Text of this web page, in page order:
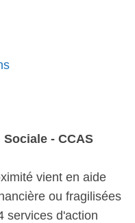
- CCAS
vient en aide
ou fragilisées
services d'action